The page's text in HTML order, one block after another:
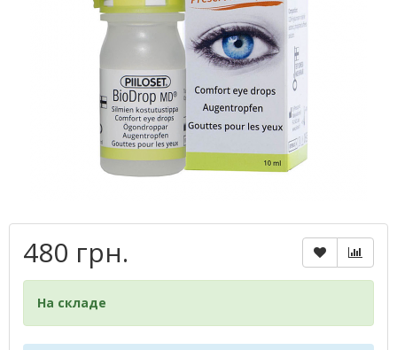
480 грн.
На складе